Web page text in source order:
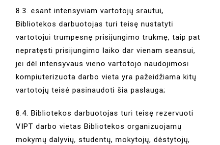
8.3. esant intensyviam vartotojų srautui,
Bibliotekos darbuotojas turi teisę nustatyti
vartotojui trumpesnę prisijungimo trukmę, taip pat
nepratęsti prisijungimo laiko dar vienam seansui,
jei dėl intensyvaus vieno vartotojo naudojimosi
kompiuterizuota darbo vieta yra pažeidžiama kitų
vartotojų teisė pasinaudoti šia paslauga;
8.4. Bibliotekos darbuotojas turi teisę rezervuoti
VIPT darbo vietas Bibliotekos organizuojamų
mokymų dalyvių, studentų, mokytojų, dėstytojų,